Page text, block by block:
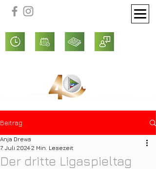
Beitrag
Der dritte Ligaspieltag
Anja Drews
7. Juli 2024 2 Min. Lesezeit